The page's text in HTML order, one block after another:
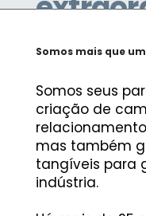
Somos mais que
Somos seus
criação de
mas também
tangíveis para
indústria​.